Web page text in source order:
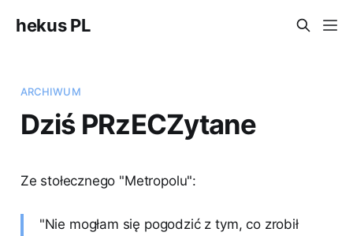
hekus PL
ARCHIWUM
Dziś PRzECZytane
Ze stołecznego "Metropolu":
"Nie mogłam się pogodzić z tym, co zrobił